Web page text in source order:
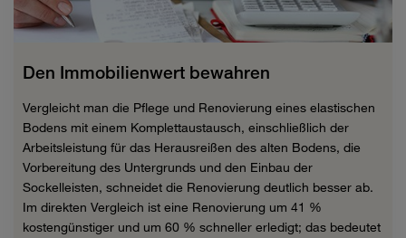
Den Immobilienwert bewahren
Vergleicht man die Pflege und Renovierung eines elastischen
Bodens mit einem Komplettaustausch, einschließlich der
Arbeitsleistung für das Herausreißen des alten Bodens, die
Vorbereitung des Untergrunds und den Einbau der
Sockelleisten, schneidet die Renovierung deutlich besser ab.
Im direkten Vergleich ist eine Renovierung um 41 %
kostengünstiger und um 60 % schneller erledigt; das bedeutet